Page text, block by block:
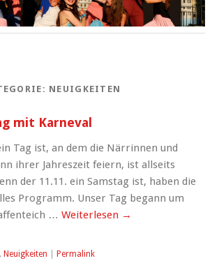
NEUIGKEITEN
mit Karneval
Tag ist, an dem die Närrinnen und
ihrer Jahreszeit feiern, ist allseits
der 11.11. ein Samstag ist, haben die
Programm. Unser Tag begann um
… Weiterlesen →
, Neuigkeiten Permalink